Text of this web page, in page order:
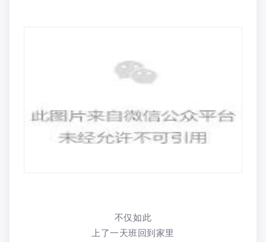
不仅如此
上了一天班回到家里